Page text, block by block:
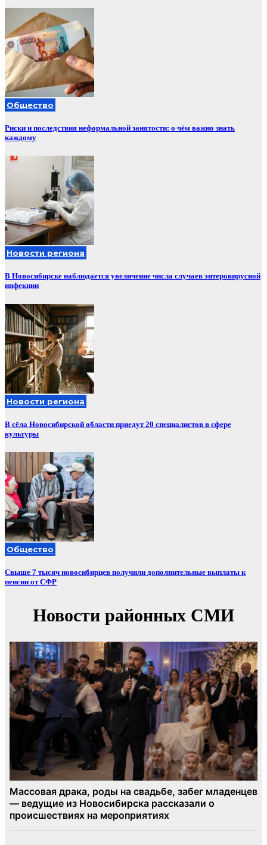
Общество
Риски и последствия неформальной занятости: о чём важно знать
каждому
Новости региона
В Новосибирске наблюдается увеличение числа случаев энтеровирусной
инфекции
Новости региона
В сёла Новосибирской области приедут 20 специалистов в сфере
культуры
Общество
Свыше 7 тысяч новосибирцев получили дополнительные выплаты к
пенсии от СФР